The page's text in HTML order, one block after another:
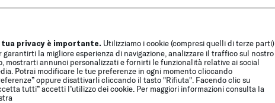
tua privacy è importante. Utilizziamo i cookie (compresi quelli di terze parti)
garantirti la migliore esperienza di navigazione, analizzare il traffico sul nostro
mostrarti annunci personalizzati e fornirti le funzionalità relative ai social
Potrai modificare le tue preferenze in ogni momento cliccando
oppure disattivarli cliccando il tasto "Rifiuta". Facendo clic su
tutti” accetti l’utilizzo dei cookie. Per maggiori informazioni consulta la
e Brio sono conformi alle normative di
2013; i tessuti Blend e Brio sono conformi
BS 5852.